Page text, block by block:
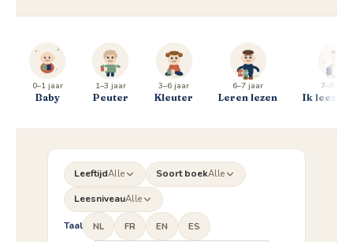
0–1 jaar
Baby
1–3 jaar
Peuter
3–6 jaar
Kleuter
6–7 jaar
Leren lezen
7–9 jaar
Ik lees al
LeeftijdAlle Soort boekAlle
LeesniveauAlle
Taal NL FR EN ES